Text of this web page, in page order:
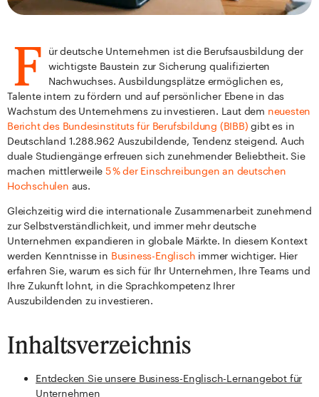
F
ür deutsche Unternehmen ist die Berufsausbildung der
wichtigste Baustein zur Sicherung qualifizierten
Nachwuchses. Ausbildungsplätze ermöglichen es,
Talente intern zu fördern und auf persönlicher Ebene in das
Wachstum des Unternehmens zu investieren. Laut dem neuesten
Bericht des Bundesinstituts für Berufsbildung (BIBB) gibt es in
Deutschland 1.288.962 Auszubildende, Tendenz steigend. Auch
duale Studiengänge erfreuen sich zunehmender Beliebtheit. Sie
machen mittlerweile5 % der Einschreibungen an deutschen
Hochschulen aus.
Gleichzeitig wird die internationale Zusammenarbeit zunehmend
zur Selbstverständlichkeit, und immer mehr deutsche
Unternehmen expandieren in globale Märkte. In diesem Kontext
werden Kenntnisse in Business-Englisch immer wichtiger. Hier
erfahren Sie, warum es sich für Ihr Unternehmen, Ihre Teams und
Ihre Zukunft lohnt, in die Sprachkompetenz Ihrer
Auszubildenden zu investieren.
Inhaltsverzeichnis
Entdecken Sie unsere Business-Englisch-Lernangebot für
Unternehmen